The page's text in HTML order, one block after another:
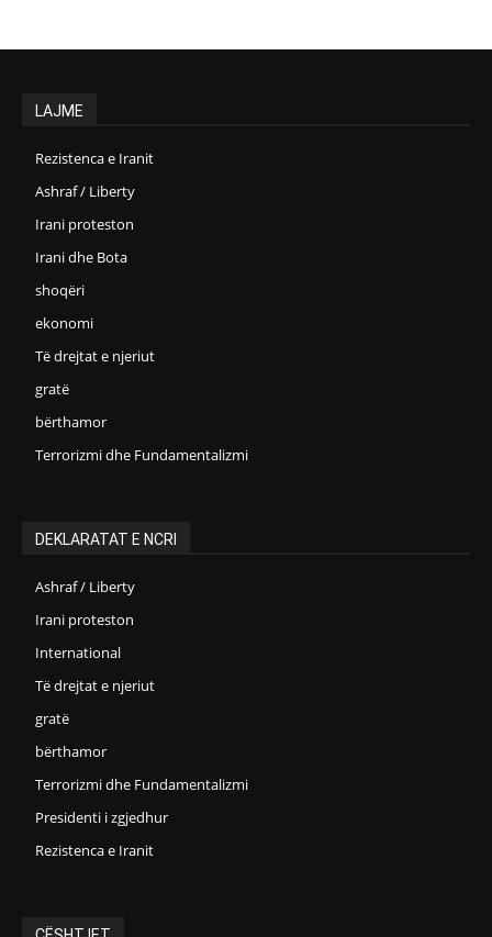
LAJME
Rezistenca e Iranit
Ashraf / Liberty
Irani proteston
Irani dhe Bota
shoqëri
ekonomi
Të drejtat e njeriut
gratë
bërthamor
Terrorizmi dhe Fundamentalizmi
DEKLARATAT E NCRI
Ashraf / Liberty
Irani proteston
International
Të drejtat e njeriut
gratë
bërthamor
Terrorizmi dhe Fundamentalizmi
Presidenti i zgjedhur
Rezistenca e Iranit